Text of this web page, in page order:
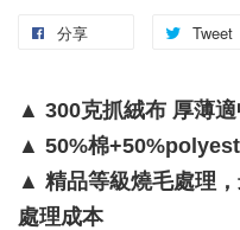
分享 Tweet
▲ 300克抓絨布 厚薄
▲ 50%棉
▲ 精品等級燒毛處理
處理成本